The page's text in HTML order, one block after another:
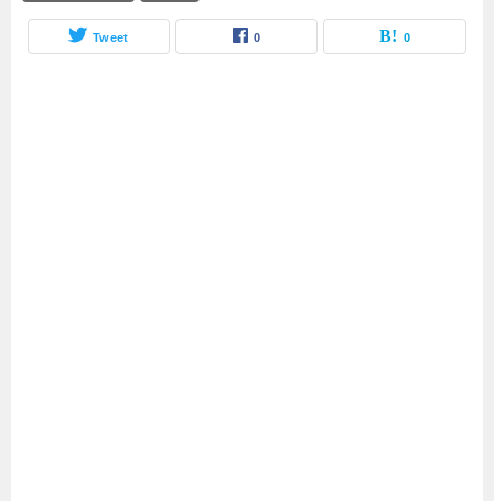
Tweet 0 0